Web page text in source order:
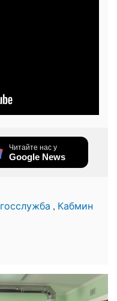
Читайте нас у
Google News
госслужба , Кабмин